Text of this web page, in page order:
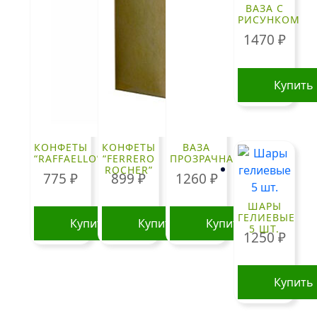
КОНФЕТЫ
“RAFFAELLO”
775₽
Купить
КОНФЕТЫ
“FERRERO
ROCHER”
899₽
Купить
ВАЗА
ПРОЗРАЧНАЯ
1260 ₽
Купить
ВАЗА С
РИСУНКОМ
1470 ₽
Купить
ШАРЫ
ГЕЛИЕВЫЕ
5 ШТ.
1250₽
Купить